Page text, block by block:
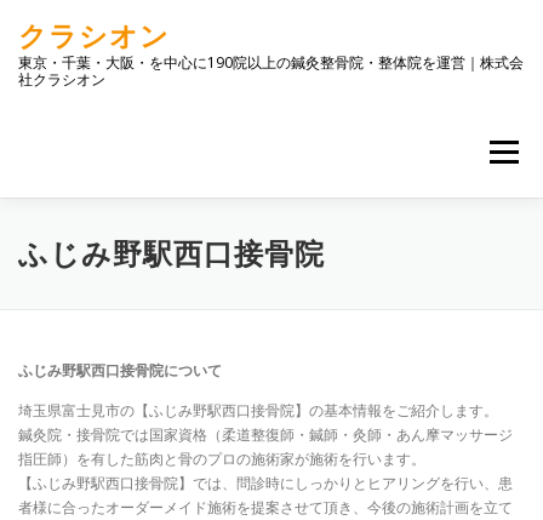
ッ
クラシオン
東京・千葉・大阪・を中心に190院以上の鍼灸整骨院・整体院を運営｜株式会
社クラシオン
メニュー
トップ 店舗一覧 企業情報
ふじみ野駅西口接骨院
ふじみ野駅西口接骨院について
埼玉県富士見市の【ふじみ野駅西口接骨院】の基本情報をご紹介します。
鍼灸院・接骨院では国家資格（柔道整復師・鍼師・灸師・あん摩マッサージ
指圧師）を有した筋肉と骨のプロの施術家が施術を行います。
【ふじみ野駅西口接骨院】では、問診時にしっかりとヒアリングを行い、患
者様に合ったオーダーメイド施術を提案させて頂き、今後の施術計画を立て